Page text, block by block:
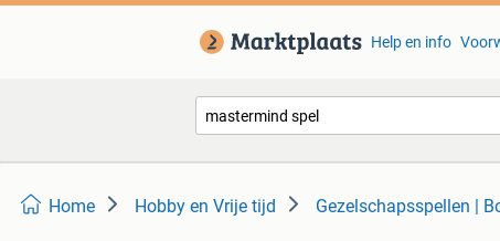
Help en info
Home Hobby en Vrije tijd Gezelschapsspellen |